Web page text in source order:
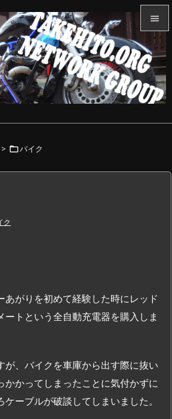


メニュ

サイド


> バイク
ク
あがりを初めて経験した時にレッド
ートという全自動充電器を購入しま
が、バイクを車庫から出す際に抜い
かかってしまったことに気付かずに
ーブルが破談してしまいました。